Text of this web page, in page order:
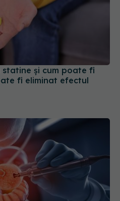
statine și cum poate fi
fi eliminat efectul